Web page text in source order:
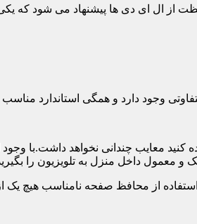
از ال ای دی ها پیشنهاد می شود که
وجود دارد و همگی استاندارد
کنید معایب چندانی نخواهد داشت.با
داخل منزل به تلویزیون را
از محافظ صفحه نامناسب هیچ یک